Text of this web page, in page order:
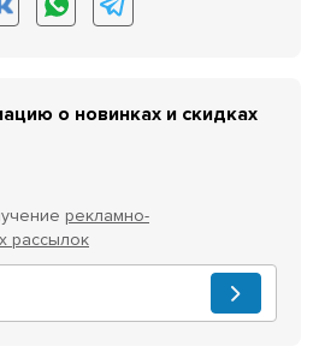
о новинках и скидках
рекламно-
рассылок